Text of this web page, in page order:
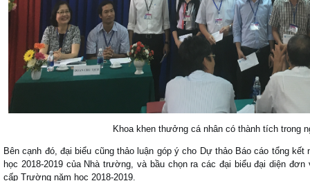
Khoa khen thưởng cá nhân có thành tích trong
Bên cạnh đó, đại biểu cũng thảo luận góp ý cho Dự thảo Báo cáo tổng
học 2018-2019 của Nhà trường, và bầu chọn ra các đại biểu đại diện
cấp Trường năm học 2018-2019.